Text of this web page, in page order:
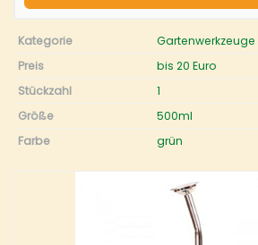
Kategorie
Gartenwerkzeuge
Preis
bis 20 Euro
Stückzahl
1
Größe
500ml
Farbe
grün